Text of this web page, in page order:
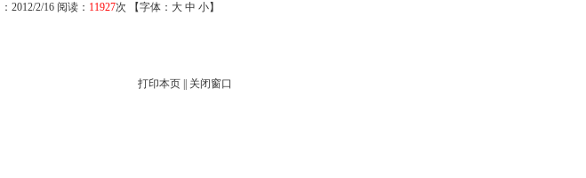
：2012/2/16 阅读： 11927次 【字体： 大 中 小】
打印本页 关闭窗口